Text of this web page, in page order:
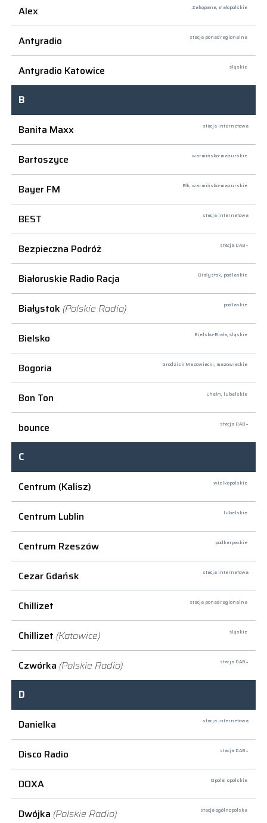
Alex Zakopane, małopolskie
Antyradio stacja ponadregionalna
Antyradio Katowice śląskie
B
Banita Maxx
stacja internetowa
Bartoszyce warmińsko-mazurskie
Bayer FM Ełk, warmińsko-mazurskie
BEST stacja internetowa
Bezpieczna Podróż stacja DAB+
Białoruskie Radio Racja Białystok, podlaskie
Białystok (Polskie Radio) podlaskie
Bielsko Bielsko-Biała, śląskie
Bogoria Grodzisk Mazowiecki, mazowieckie
Bon Ton Chełm, lubelskie
bounce stacja DAB+
C
Centrum (Kalisz)
wielkopolskie
Centrum Lublin lubelskie
Centrum Rzeszów podkarpackie
Cezar Gdańsk stacja internetowa
Chillizet stacja ponadregionalna
Chillizet (Katowice) śląskie
Czwórka (Polskie Radio) stacja DAB+
D
Danielka
stacja internetowa
Disco Radio stacja DAB+
DOXA Opole, opolskie
Dwójka (Polskie Radio) stacja ogólnopolska